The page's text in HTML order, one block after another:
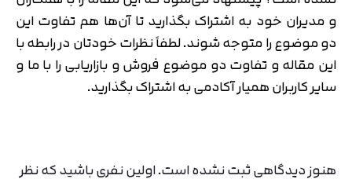
و مدیران خود به اشتراک بگذارید تا آن‌ها هم تفاوت این
دو موضوع را متوجه شوند. لطفاً نظرات خودتان در رابطه با
این مقاله و تفاوت دو موضوع فروش و بازاریابی را با ما و
سایر کاربران همیار آکادمی به اشتراک بگذارید.
هنوز دیدگاهی ثبت نشده است. اولین نفری باشید که نظر